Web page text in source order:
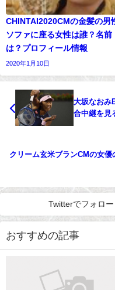
CHINTAI2020CMの金髪の男
ソファに座る女性は誰？名前
は？プロフィール情報
2020年1月10日
大坂なおみ
合中継を見
クリーム玄米ブランCMの女優
Twitterでフォロー
おすすめの記事